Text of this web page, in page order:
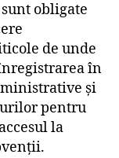
obligate
de unde
în
şi
pentru
la